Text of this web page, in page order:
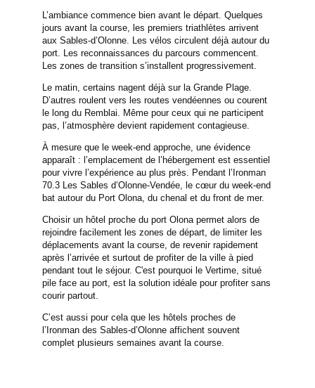
L’ambiance commence bien avant le départ. Quelques
jours avant la course, les premiers triathlètes arrivent
aux Sables-d’Olonne. Les vélos circulent déjà autour du
port. Les reconnaissances du parcours commencent.
Les zones de transition s’installent progressivement.
Le matin, certains nagent déjà sur la Grande Plage.
D’autres roulent vers les routes vendéennes ou courent
le long du Remblai. Même pour ceux qui ne participent
pas, l’atmosphère devient rapidement contagieuse.
À mesure que le week-end approche, une évidence
apparaît : l’emplacement de l’hébergement est essentiel
pour vivre l’expérience au plus près. Pendant l’Ironman
70.3 Les Sables d’Olonne-Vendée, le cœur du week-end
bat autour du Port Olona, du chenal et du front de mer.
Choisir un hôtel proche du port Olona permet alors de
rejoindre facilement les zones de départ, de limiter les
déplacements avant la course, de revenir rapidement
après l’arrivée et surtout de profiter de la ville à pied
pendant tout le séjour. C'est pourquoi le Vertime, situé
pile face au port, est la solution idéale pour profiter sans
courir partout.
C’est aussi pour cela que les hôtels proches de
l’Ironman des Sables-d’Olonne affichent souvent
complet plusieurs semaines avant la course.